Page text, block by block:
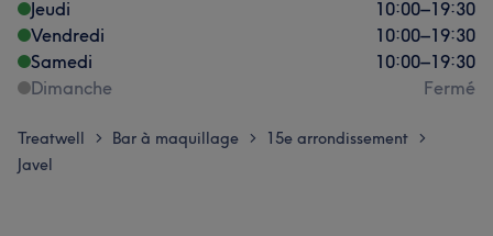
Jeudi
10:00–19:30
Vendredi
10:00–19:30
Samedi
10:00–19:30
Dimanche
Fermé
Treatwell > Bar à maquillage > 15e arrondissement >
Javel